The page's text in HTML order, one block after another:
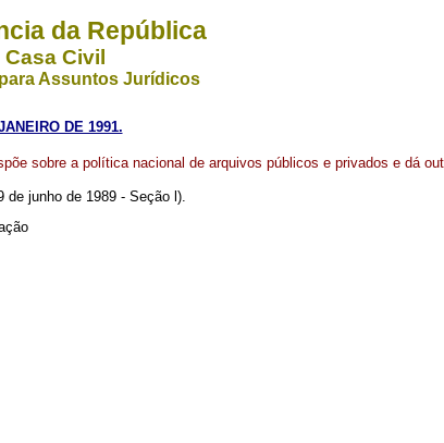
da República
Casa Civil
Assuntos Jurídicos
DE 1991.
sobre a política nacional de arquivos públicos e privados e dá
junho de 1989 - Seção l).